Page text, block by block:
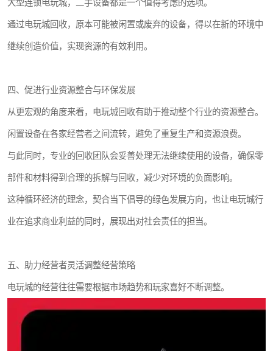
大型连锁电玩城，二手设备都是一个值得考虑的选项。
通过电玩城回收，原本可能被闲置或废弃的设备，得以在新的环境中
继续创造价值，实现资源的有效利用。
四、促进行业资源整合与环保发展
从更宏观的角度来看，电玩城回收有助于推动整个行业的资源整合。
闲置设备在各家经营者之间流转，避免了重复生产和资源浪费。
与此同时，专业的回收团队会妥善处理无法继续使用的设备，确保零
部件和材料得到合理的拆解与回收，减少对环境的负面影响。
这种循环经济的理念，契合当下倡导的绿色发展方向，也让电玩城行
业在追求商业利益的同时，展现出对社会责任的担当。
五、助力经营者灵活调整经营策略
电玩城的经营往往需要根据市场趋势和玩家喜好不断调整。